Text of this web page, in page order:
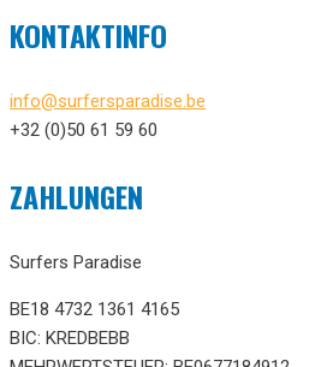
KONTAKTINFO
info@surfersparadise.be
+32 (0)50 61 59 60
ZAHLUNGEN
Surfers Paradise
BE18 4732 1361 4165
BIC: KREDBEBB